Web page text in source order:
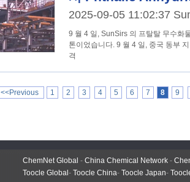
2025-09-05 11:02:37
9 월 4 일, SunSirs 의 프탈탈 무수화
톤이었습니다. 9 월 4 일, 중국 동부 지역의 프탈탈 무수화물 시장은 가
격
<<Previous 1 2 3 4 5 6 7 8 9
ChemNet Global - China Chemical Network -
Toocle Global - Toocle China- Toocle Japan-